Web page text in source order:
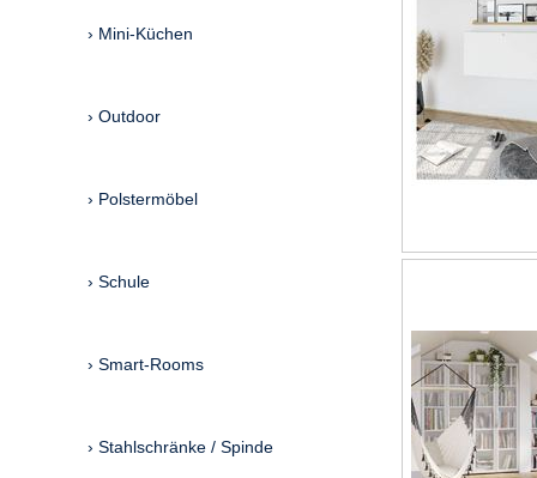
Mini-Küchen
Outdoor
Polstermöbel
Schule
Smart-Rooms
Stahlschränke / Spinde